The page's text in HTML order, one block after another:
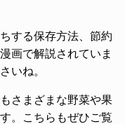
する保存方法、節約
画で解説されていま
いね。
さまざまな野菜や果
。こちらもぜひご覧